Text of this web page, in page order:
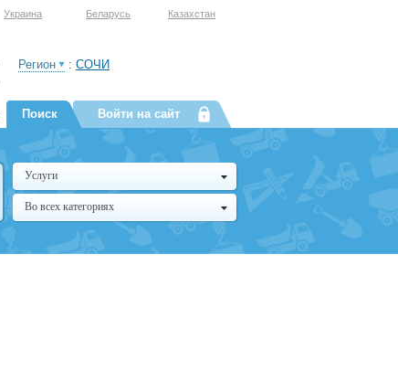
Украина Беларусь Казахстан
Регион : СОЧИ
Поиск Войти на сайт
Услуги
Во всех категориях